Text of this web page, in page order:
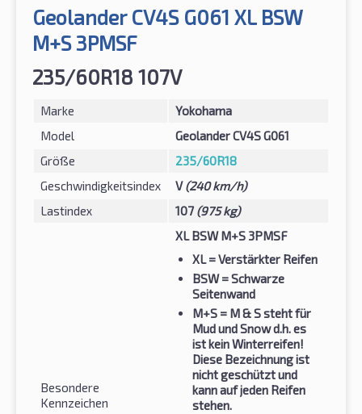
Geolander CV4S G061 XL BSW
M+S 3PMSF
235/60R18 107V
Marke
Yokohama
Model
Geolander CV4S G061
Größe
235/60R18
Geschwindigkeitsindex
V(240 km/h)
Lastindex
107 (975 kg)
Besondere
Kennzeichen
XL BSW M+S 3PMSF
XL= Verstärkter Reifen
BSW= Schwarze
Seitenwand
M+S = M & S steht für
Mud und Snow d.h. es
ist kein Winterreifen!
Diese Bezeichnung ist
nicht geschützt und
kann auf jeden Reifen
stehen.